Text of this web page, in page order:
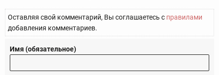
Оставляя свой комментарий, Вы соглашаетесь с правилами
добавления комментариев.
Имя (обязательное)